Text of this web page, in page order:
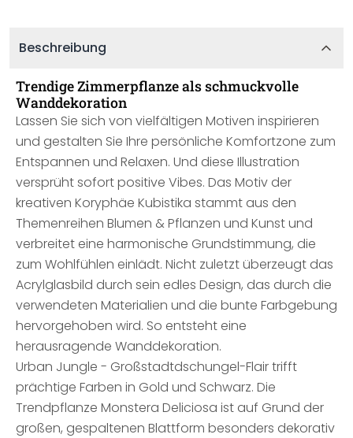
Beschreibung
Trendige Zimmerpflanze als schmuckvolle
Wanddekoration
Lassen Sie sich von vielfältigen Motiven inspirieren
und gestalten Sie Ihre persönliche Komfortzone zum
Entspannen und Relaxen. Und diese Illustration
versprüht sofort positive Vibes. Das Motiv der
kreativen Koryphäe Kubistika stammt aus den
Themenreihen Blumen & Pflanzen und Kunst und
verbreitet eine harmonische Grundstimmung, die
zum Wohlfühlen einlädt. Nicht zuletzt überzeugt das
Acrylglasbild durch sein edles Design, das durch die
verwendeten Materialien und die bunte Farbgebung
hervorgehoben wird. So entsteht eine
herausragende Wanddekoration.
Urban Jungle - Großstadtdschungel-Flair trifft
prächtige Farben in Gold und Schwarz. Die
Trendpflanze Monstera Deliciosa ist auf Grund der
großen, gespaltenen Blattform besonders dekorativ